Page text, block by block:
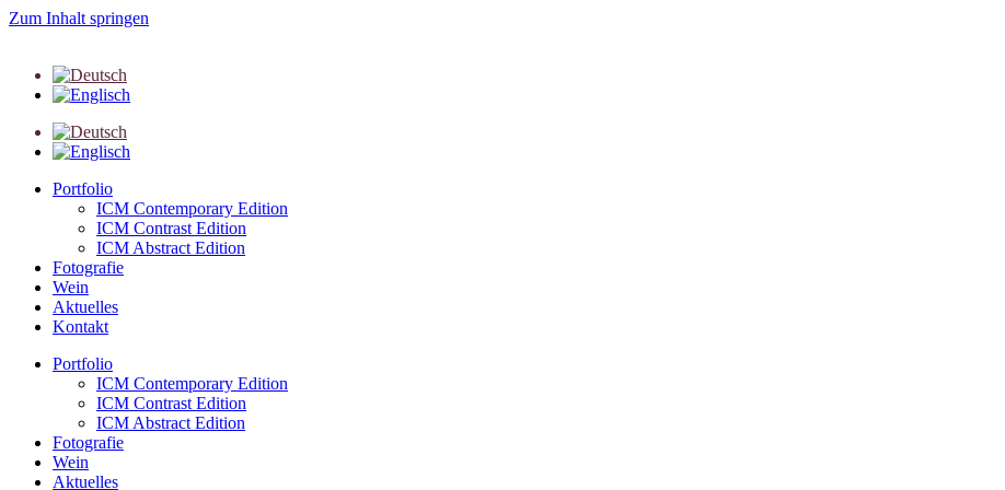
Zum Inhalt springen
Portfolio
ICM Contemporary Edition
ICM Contrast Edition
ICM Abstract Edition
Fotografie
Wein
Aktuelles
Kontakt
Portfolio
ICM Contemporary Edition
ICM Contrast Edition
ICM Abstract Edition
Fotografie
Wein
Aktuelles